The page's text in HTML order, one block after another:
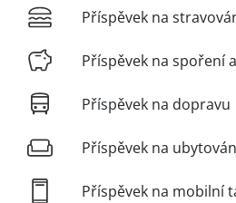
Příspěvek na
Příspěvek na spoření
Příspěvek na dopravu
Příspěvek na
Příspěvek na mobilní